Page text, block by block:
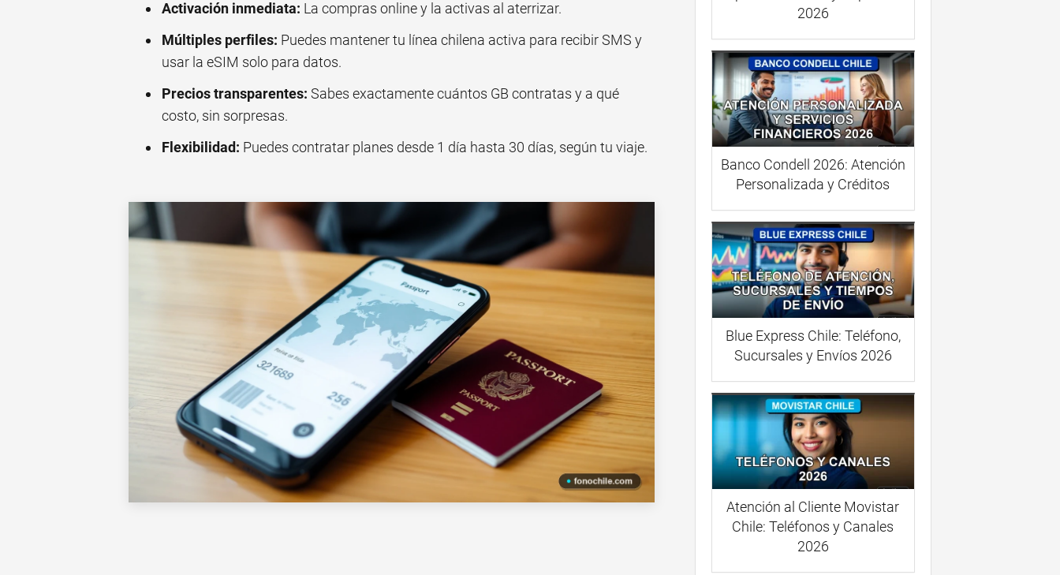
Activación inmediata: La compras online y la activas al aterrizar.
Múltiples perfiles: Puedes mantener tu línea chilena activa para recibir SMS y
usar la eSIM solo para datos.
Precios transparentes: Sabes exactamente cuántos GB contratas y a qué
costo, sin sorpresas.
Flexibilidad: Puedes contratar planes desde 1 día hasta 30 días, según tu viaje.
2026
Banco Condell 2026: Atención
Personalizada y Créditos
Blue Express Chile: Teléfono,
Sucursales y Envíos 2026
Atención al Cliente Movistar
Chile: Teléfonos y Canales
2026